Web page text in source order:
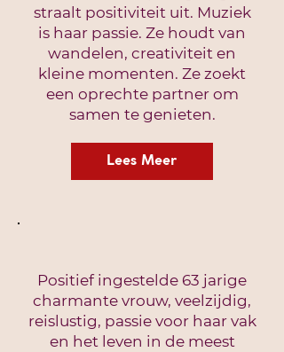
straalt positiviteit uit. Muziek
is haar passie. Ze houdt van
wandelen, creativiteit en
kleine momenten. Ze zoekt
een oprechte partner om
samen te genieten.
Lees Meer
Positief ingestelde 63 jarige
charmante vrouw, veelzijdig,
reislustig, passie voor haar vak
en het leven in de meest